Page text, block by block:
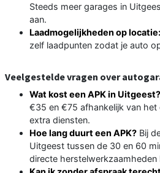
Steeds meer garages in
aan.
Laadmogelijkheden op locatie:
zelf laadpunten zodat je auto
Veelgestelde vragen over
Wat kost een APK in Uitgeest?
€35 en €75 afhankelijk van het
extra diensten.
Hoe lang duurt een APK? Bij
Uitgeest tussen de 30 en 60
directe herstelwerkzaamheden